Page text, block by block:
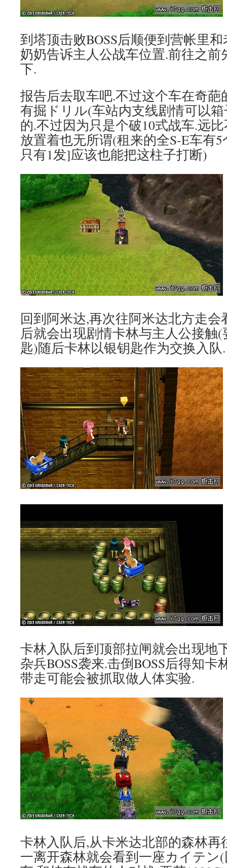
到塔顶击败BOSS后顺便到营帐里
奶奶告诉主人公战车位置.前往之
下.
报告后去取车吧.不过这个车在奇葩
有掘ドリル(车站内支线剧情可以
的.不过因为只是个破10式战车.远
放置着也无所谓(租来的全S-E车有5
只有1发]应该也能把这柱子打断)
回到阿米达,再次往阿米达北方走
后就会出现剧情卡林与主人公接触
匙)随后卡林以银钥匙作为交换入队.
卡林入队后到顶部拉闸就会出现地
杂兵BOSS袭来.击倒BOSS后得知
带走可能会被抓取做人体实验.
卡林入队后,从卡米达北部的森林再
一离开森林就会看到一座カイテン